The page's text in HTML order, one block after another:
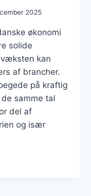
2025
økonomi
solide
kan
af brancher.
på kraftig
samme tal
del af
og især